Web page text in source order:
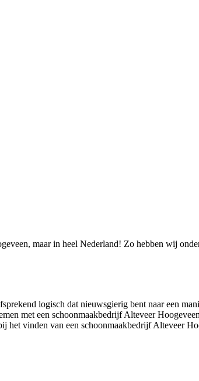
maar in heel Nederland! Zo hebben wij
logisch dat nieuwsgierig bent naar een
met een schoonmaakbedrijf Alteveer
vinden van een schoonmaakbedrijf Alteveer